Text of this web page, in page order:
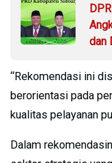
dan
“Rekomendasi ini
berorientasi pada
kualitas pelayanan
Dalam